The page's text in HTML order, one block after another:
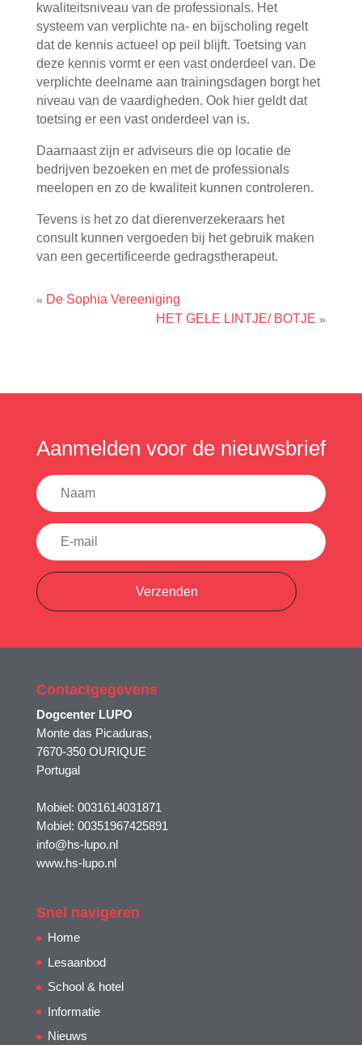
kwaliteitsniveau van de professionals. Het
systeem van verplichte na- en bijscholing regelt
dat de kennis actueel op peil blijft. Toetsing van
deze kennis vormt er een vast onderdeel van. De
verplichte deelname aan trainingsdagen borgt het
niveau van de vaardigheden. Ook hier geldt dat
toetsing er een vast onderdeel van is.
Daarnaast zijn er adviseurs die op locatie de
bedrijven bezoeken en met de professionals
meelopen en zo de kwaliteit kunnen controleren.
Tevens is het zo dat dierenverzekeraars het
consult kunnen vergoeden bij het gebruik maken
van een gecertificeerde gedragstherapeut.
« De Sophia Vereeniging
HET GELE LINTJE/ BOTJE »
Aanmelden voor de nieuwsbrief
Verzenden
Contactgegevens
Dogcenter LUPO
Monte das Picaduras,
7670-350 OURIQUE
Portugal
Mobiel: 0031614031871
Mobiel: 00351967425891
info@hs-lupo.nl
www.hs-lupo.nl
Snel navigeren
Home
Lesaanbod
School & hotel
Informatie
Nieuws